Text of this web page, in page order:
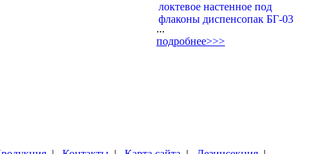
...
подробнее>>>